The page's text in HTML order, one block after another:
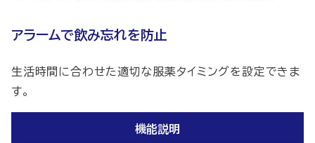
アラームで飲み忘れを防止
生活時間に合わせた適切な服薬タイミングを設定できま
す。
機能説明